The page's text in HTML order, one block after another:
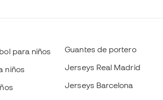
para niños
niños
Guantes de portero
Jerseys Real Madrid
Jerseys Barcelona